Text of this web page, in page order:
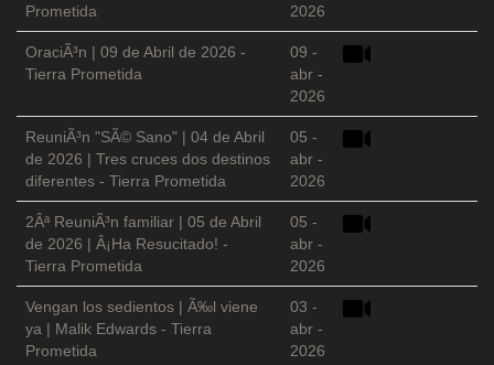
Prometida
2026
OraciÃ³n | 09 de Abril de 2026 -
Tierra Prometida
09 -
abr -
2026
ReuniÃ³n "SÃ© Sano" | 04 de Abril
de 2026 | Tres cruces dos destinos
diferentes - Tierra Prometida
05 -
abr -
2026
2Âª ReuniÃ³n familiar | 05 de Abril
de 2026 | Â¡Ha Resucitado! -
Tierra Prometida
05 -
abr -
2026
Vengan los sedientos | Ã‰l viene
ya | Malik Edwards - Tierra
Prometida
03 -
abr -
2026